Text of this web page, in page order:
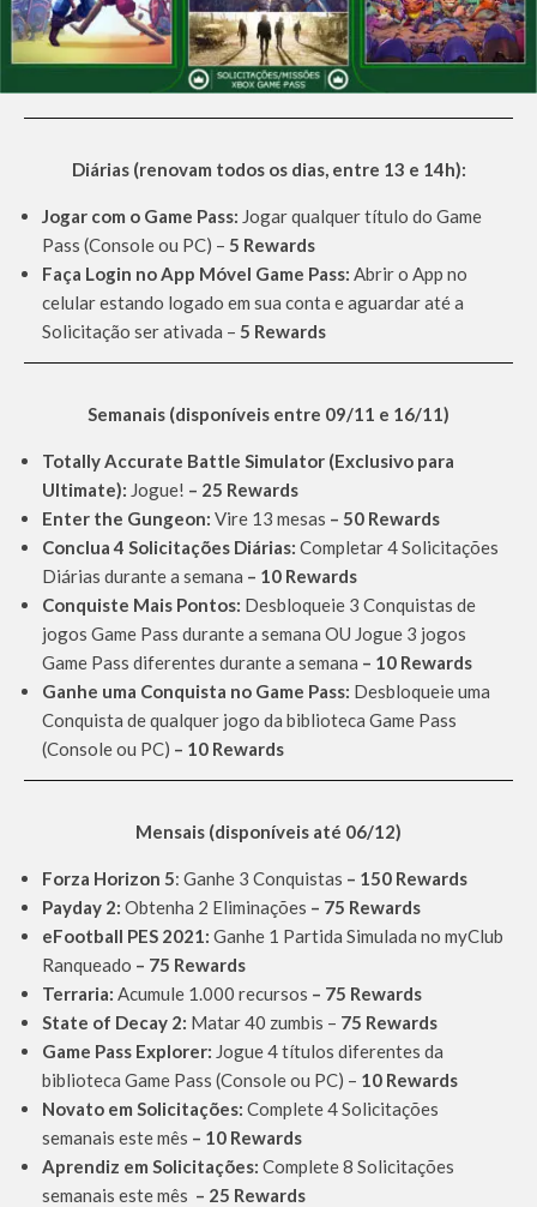
Diárias (renovam todos os dias, entre 13 e 14h):
Jogar com o Game Pass: Jogar qualquer título do Game
Pass (Console ou PC) – 5 Rewards
Faça Login no App Móvel Game Pass: Abrir o App no
celular estando logado em sua conta e aguardar até a
Solicitação ser ativada – 5 Rewards
Semanais (disponíveis entre 09/11 e 16/11)
Totally Accurate Battle Simulator (Exclusivo para
Ultimate): Jogue! – 25 Rewards
Enter the Gungeon: Vire 13 mesas – 50 Rewards
Conclua 4 Solicitações Diárias: Completar 4 Solicitações
Diárias durante a semana – 10 Rewards
Conquiste Mais Pontos: Desbloqueie 3 Conquistas de
jogos Game Pass durante a semana OU Jogue 3 jogos
Game Pass diferentes durante a semana – 10 Rewards
Ganhe uma Conquista no Game Pass: Desbloqueie uma
Conquista de qualquer jogo da biblioteca Game Pass
(Console ou PC) – 10 Rewards
Mensais (disponíveis até 06/12)
Forza Horizon 5: Ganhe 3 Conquistas – 150 Rewards
Payday 2: Obtenha 2 Eliminações – 75 Rewards
eFootball PES 2021: Ganhe 1 Partida Simulada no myClub
Ranqueado – 75 Rewards
Terraria: Acumule 1.000 recursos – 75 Rewards
State of Decay 2: Matar 40 zumbis – 75 Rewards
Game Pass Explorer: Jogue 4 títulos diferentes da
biblioteca Game Pass (Console ou PC) – 10 Rewards
Novato em Solicitações: Complete 4 Solicitações
semanais este mês – 10 Rewards
Aprendiz em Solicitações: Complete 8 Solicitações
semanais este mês – 25 Rewards